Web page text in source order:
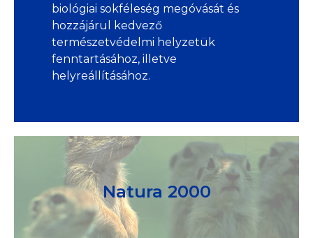
biológiai sokféleség megóvását és
hozzájárul kedvező
természetvédelmi helyzetük
fenntartásához, illetve
helyreállításához.
Natura 2000